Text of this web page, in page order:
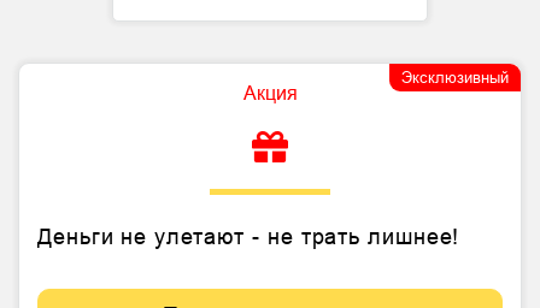
Эксклюзивный
Акция
Деньги не улетают - не трать лишнее!